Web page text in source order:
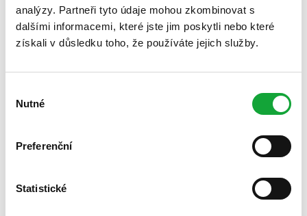
analýzy. Partneři tyto údaje mohou zkombinovat s
dalšími informacemi, které jste jim poskytli nebo které
získali v důsledku toho, že používáte jejich služby.
souhlasu
Nutné
Preferenční
Statistické